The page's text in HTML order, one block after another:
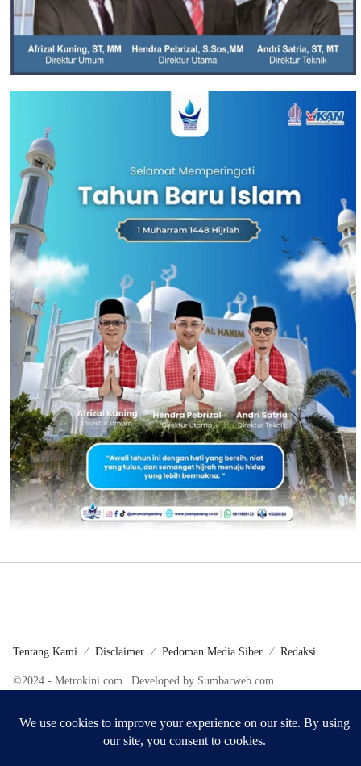
Tentang Kami Disclaimer Pedoman Media Siber Redaksi
©2024 - Metrokini.com | Developed by Sumbarweb.com